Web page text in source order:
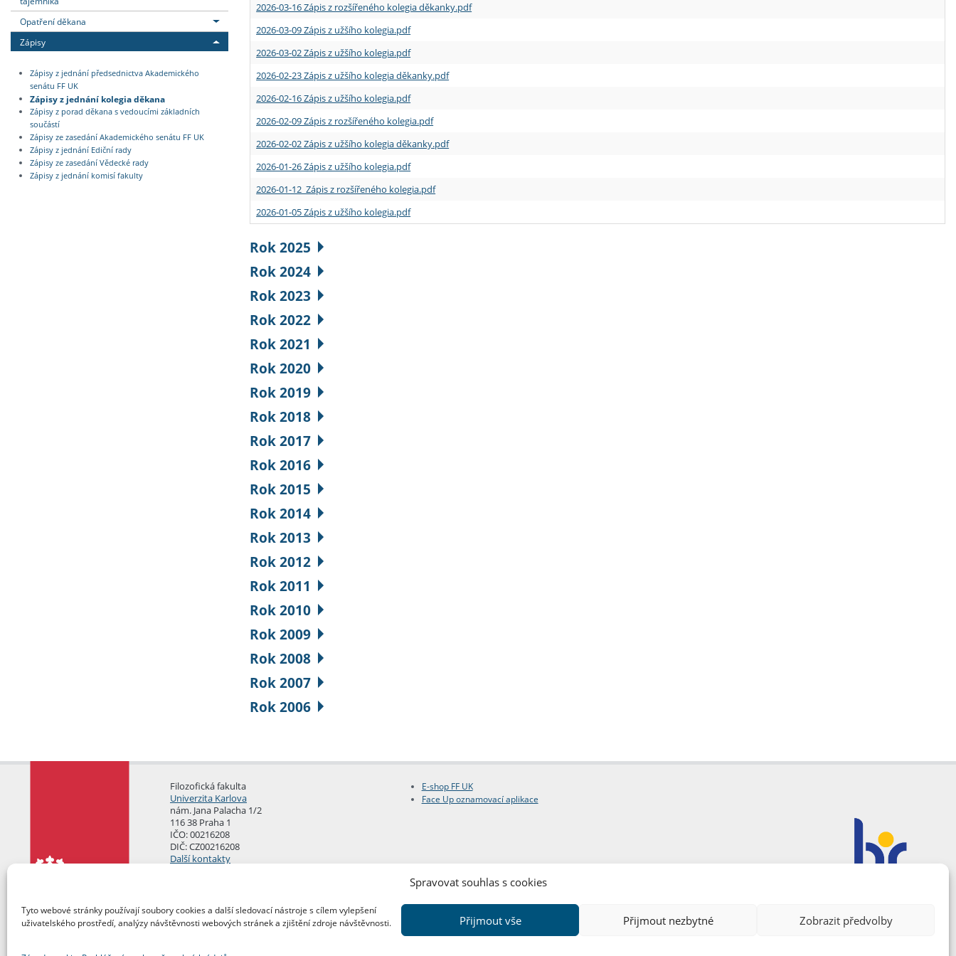
Spravovat souhlas s cookies
Tyto webové stránky používají soubory cookies a další sledovací nástroje s cílem vylepšení
uživatelského prostředí, analýzy návštěvnosti webových stránek a zjištění zdroje návštěvnosti.
Přijmout vše Přijmout nezbytné Zobrazit předvolby
Opatření děkana
Zápisy
Zápisy z jednání předsednictva Akademického
senátu FF UK
Zápisy z jednání kolegia děkana
Zápisy z porad děkana s vedoucími základních
součástí
Zápisy ze zasedání Akademického senátu FF UK
Zápisy z jednání Ediční rady
Zápisy ze zasedání Vědecké rady
Zápisy z jednání komisí fakulty
2026-03-16 Zápis z rozšířeného kolegia děkanky.pdf
2026-03-09 Zápis z užšího kolegia.pdf
2026-03-02 Zápis z užšího kolegia.pdf
2026-02-23 Zápis z užšího kolegia děkanky.pdf
2026-02-16 Zápis z užšího kolegia.pdf
2026-02-09 Zápis z rozšířeného kolegia.pdf
2026-02-02 Zápis z užšího kolegia děkanky.pdf
2026-01-26 Zápis z užšího kolegia.pdf
2026-01-12 Zápis z rozšířeného kolegia.pdf
2026-01-05 Zápis z užšího kolegia.pdf
Rok 2025
Rok 2024
Rok 2023
Rok 2022
Rok 2021
Rok 2020
Rok 2019
Rok 2018
Rok 2017
Rok 2016
Rok 2015
Rok 2014
Rok 2013
Rok 2012
Rok 2011
Rok 2010
Rok 2009
Rok 2008
Rok 2007
Rok 2006
Filozofická fakulta
Univerzita Karlova
nám. Jana Palacha 1/2
116 38 Praha 1
IČO: 00216208
DIČ: CZ00216208
Další kontakty
E-shop FF UK
Face Up oznamovací aplikace